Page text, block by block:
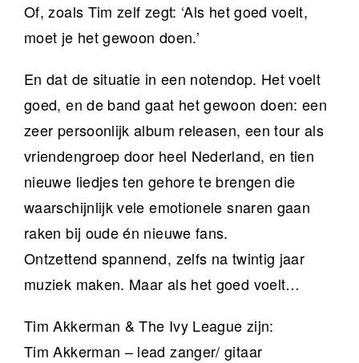
Of, zoals Tim zelf zegt: ‘Als het goed voelt,
moet je het gewoon doen.’
En dat de situatie in een notendop. Het voelt
goed, en de band gaat het gewoon doen: een
zeer persoonlijk album releasen, een tour als
vriendengroep door heel Nederland, en tien
nieuwe liedjes ten gehore te brengen die
waarschijnlijk vele emotionele snaren gaan
raken bij oude én nieuwe fans.
Ontzettend spannend, zelfs na twintig jaar
muziek maken. Maar als het goed voelt…
Tim Akkerman & The Ivy League zijn:
Tim Akkerman – lead zanger/ gitaar